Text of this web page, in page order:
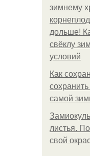
зимнему
дольше!
свёклу
условий
Как
самой
листья.
свой